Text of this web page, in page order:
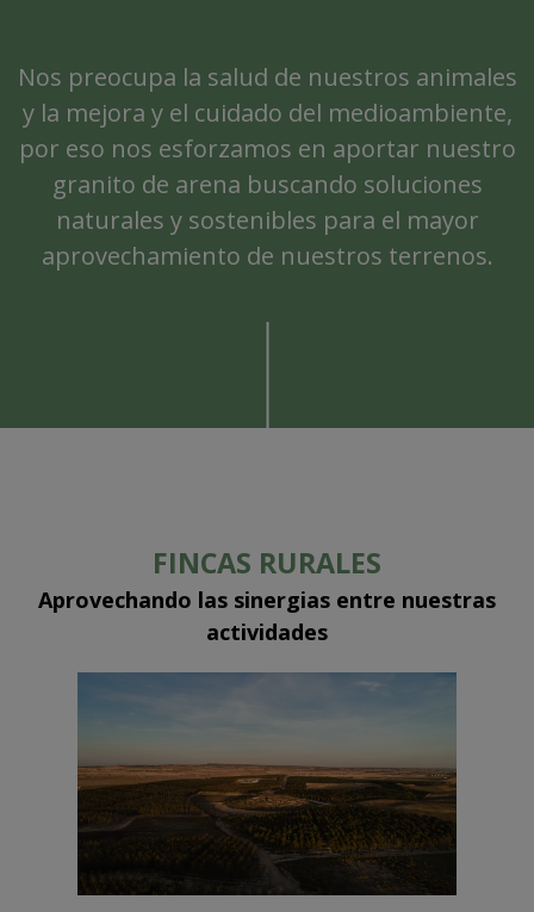
Nos preocupa la salud de nuestros animales
y la mejora y el cuidado del medioambiente,
por eso nos esforzamos en aportar nuestro
granito de arena buscando soluciones
naturales y sostenibles para el mayor
aprovechamiento de nuestros terrenos.
FINCAS RURALES
Aprovechando las sinergias entre nuestras
actividades